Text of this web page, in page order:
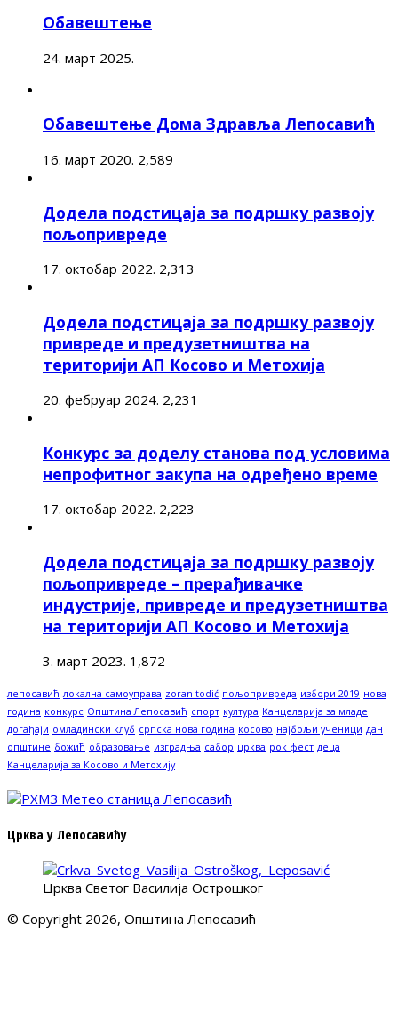
Обавештење
24. март 2025.
Обавештење Дома Здравља Лепосавић
16. март 2020. 2,589
Додела подстицаја за подршку развоју
пољопривреде
17. октобар 2022. 2,313
Додела подстицаја за подршку развоју
привреде и предузетништва на
територији АП Косово и Метохија
20. фебруар 2024. 2,231
Конкурс за доделу станова под условима
непрофитног закупа на одређено време
17. октобар 2022. 2,223
Додела подстицаја за подршку развоју
пољопривреде – прерађивачке
индустрије, привреде и предузетништва
на територији АП Косово и Метохија
3. март 2023. 1,872
лепосавић локална самоуправа zoran todić пољопривреда избори 2019 нова
година конкурс Општина Лепосавић спорт култура Канцеларија за младе
догађаји омладински клуб српска нова година косово најбољи ученици дан
општине божић образовање изградња сабор црква рок фест деца
Канцеларија за Косово и Метохију
Црква у Лепосавићу
Црква Светог Василија Острошког
© Copyright 2026, Општина Лепосавић